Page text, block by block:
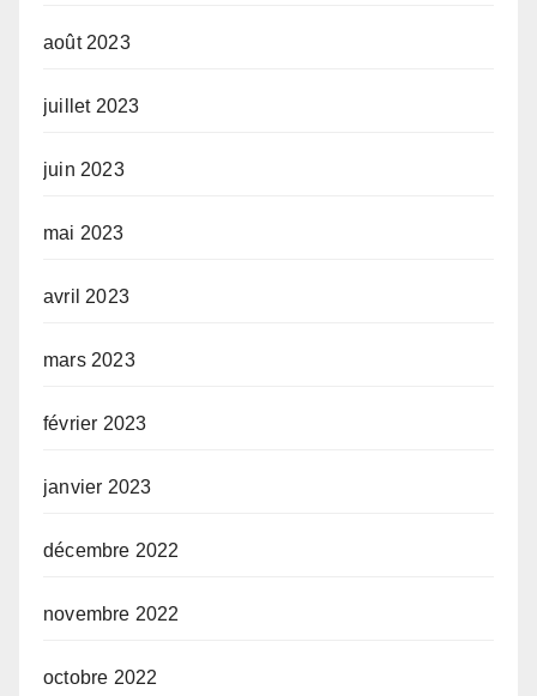
août 2023
juillet 2023
juin 2023
mai 2023
avril 2023
mars 2023
février 2023
janvier 2023
décembre 2022
novembre 2022
octobre 2022